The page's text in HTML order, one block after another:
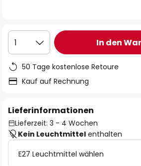
1 In den
50 Tage kostenlose Retoure
Kauf auf Rechnung
Lieferinformationen
Lieferzeit: 3 - 4 Wochen
Kein Leuchtmittel enthalten
E27 Leuchtmittel wählen